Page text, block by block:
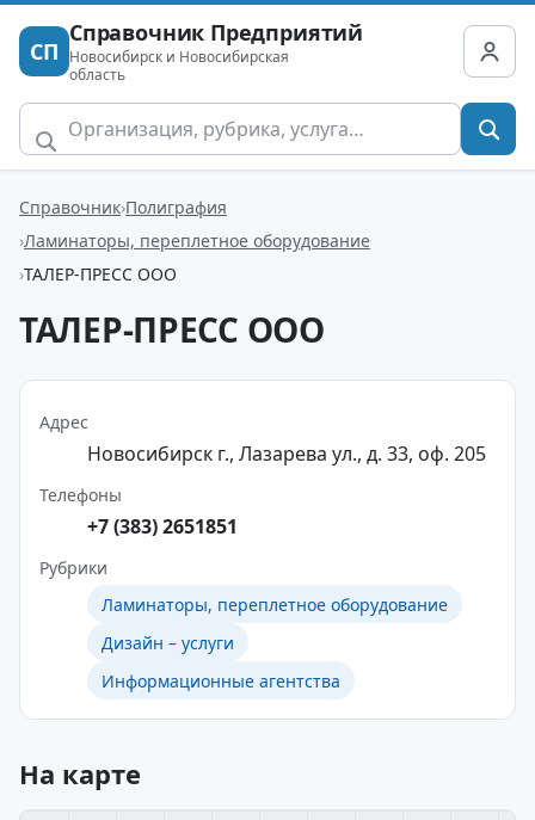
СП
Справочник Предприятий
Новосибирск и Новосибирская
область
Справочник Полиграфия
Ламинаторы, переплетное оборудование
ТАЛЕР-ПРЕСС ООО
ТАЛЕР-ПРЕСС ООО
Адрес
Новосибирск г., Лазарева ул., д. 33, оф. 205
Телефоны
+7 (383) 2651851
Рубрики
Ламинаторы, переплетное оборудование
Дизайн – услуги
Информационные агентства
На карте